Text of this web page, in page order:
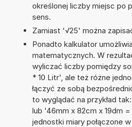
określonej liczby miejsc po
sens.
Zamiast '√25' można
Ponadto kalkulator
matematycznych. W
wyliczać liczby pomiędzy
* 10 Litr', ale też różne
łączyć ze sobą
to wyglądać na przykład
lub '46mm x 82cm x 19dm
jednostki miary połączone